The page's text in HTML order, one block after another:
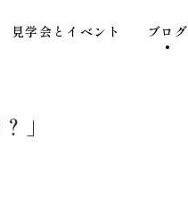
見学会とイベント ブログ
」